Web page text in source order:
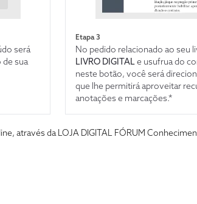
será
sua
Etapa 3
No pedido relacionado ao seu
LIVRO DIGITALe usufrua do
neste botão, você será
que lhe permitirá aproveitar
anotações e marcações.*
através da LOJA DIGITAL FÓRUM